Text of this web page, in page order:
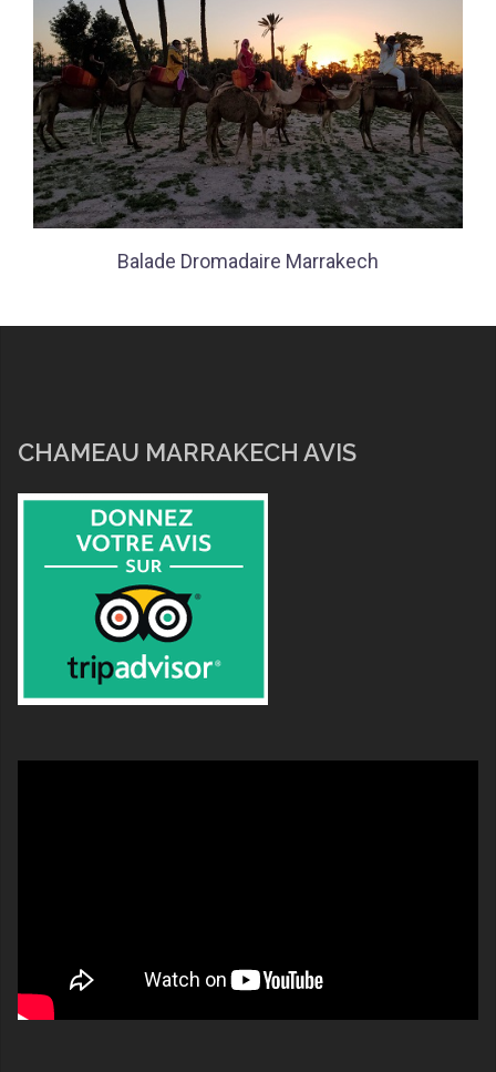
Balade Dromadaire Marrakech
CHAMEAU MARRAKECH AVIS